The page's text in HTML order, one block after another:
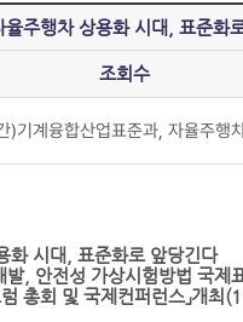
율주행차 상용화 시대, 표준화
조회수
)기계융합산업표준과, 자율주행
화 시대, 표준화로 앞당긴다
발, 안전성 가상시험방법 국제
총회 및 국제컨퍼런스」개최